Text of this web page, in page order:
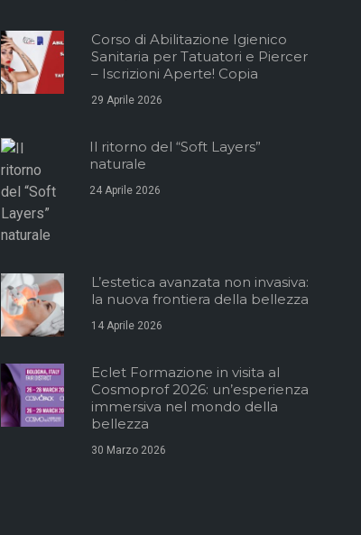
Corso di Abilitazione Igienico
Sanitaria per Tatuatori e Piercer
– Iscrizioni Aperte! Copia
29 Aprile 2026
Il ritorno del “Soft Layers”
naturale
24 Aprile 2026
L’estetica avanzata non invasiva:
la nuova frontiera della bellezza
14 Aprile 2026
Eclet Formazione in visita al
Cosmoprof 2026: un’esperienza
immersiva nel mondo della
bellezza
30 Marzo 2026